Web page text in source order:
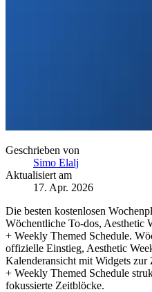
Geschrieben von
Simo Elalj
Aktualisiert am
17. Apr. 2026
Die besten kostenlosen
Wöchentliche To-dos, Aesthetic
+ Weekly Themed Schedule.
offizielle Einstieg, Aesthetic
Kalenderansicht mit Widgets
+ Weekly Themed Schedule
fokussierte Zeitblöcke.